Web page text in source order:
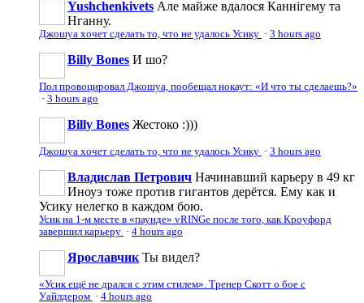
Yushchenkivets Але майже вдалося Каннігему та
Нганну.
Джошуа хочет сделать то, что не удалось Усику · 3 hours ago
Billy Bones И шо?
Пол провоцировал Джошуа, пообещал нокаут: «И что ты сделаешь?»
· 3 hours ago
Billy Bones Жестоко :)))
Джошуа хочет сделать то, что не удалось Усику · 3 hours ago
Владислав Петрович Начинавший карьеру в 49 кг
Иноуэ тоже против гигантов дерётся. Ему как и
Усику нелегко в каждом бою.
Усик на 1-м месте в «паунде» vRINGe после того, как Кроуфорд
завершил карьеру · 4 hours ago
Ярославчик Ты видел?
«Усик ещё не дрался с этим стилем». Тренер Скотт о бое с
Уайлдером · 4 hours ago